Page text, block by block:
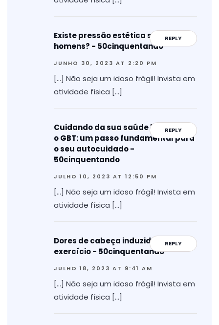
REPLY
Existe pressão estética sobre os
homens? - 50cinquentando
JUNHO 30, 2023 AT 2:20 PM
[…] Não seja um idoso frágil! Invista em
atividade física […]
REPLY
Cuidando da sua saúde bucal com
o GBT: um passo fundamental para
o seu autocuidado -
50cinquentando
JULHO 10, 2023 AT 12:50 PM
[…] Não seja um idoso frágil! Invista em
atividade física […]
REPLY
Dores de cabeça induzidas pelo
exercício - 50cinquentando
JULHO 18, 2023 AT 9:41 AM
[…] Não seja um idoso frágil! Invista em
atividade física […]